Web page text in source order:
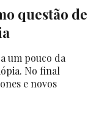
questão de
um pouco da
No final
e novos